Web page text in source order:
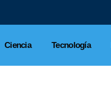
Ciencia Tecnología